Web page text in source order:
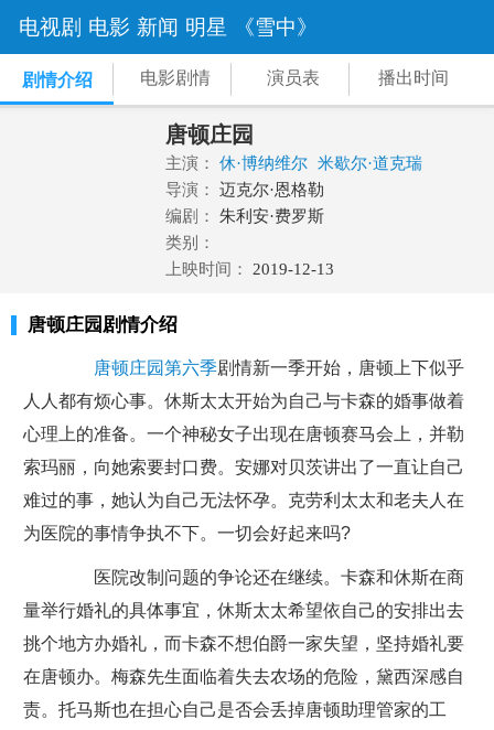
电视剧 电影 新闻 明星 《雪中》
剧情介绍 电影剧情 演员表 播出时间
唐顿庄园
主演： 休·博纳维尔 米歇尔·道克瑞
导演：
迈克尔·恩格勒
编剧：
朱利安·费罗斯
类别：
上映时间：
2019-12-13
唐顿庄园剧情介绍
唐顿庄园第六季剧情新一季开始，唐顿上下似乎
人人都有烦心事。休斯太太开始为自己与卡森的婚事做着
心理上的准备。一个神秘女子出现在唐顿赛马会上，并勒
索玛丽，向她索要封口费。安娜对贝茨讲出了一直让自己
难过的事，她认为自己无法怀孕。克劳利太太和老夫人在
为医院的事情争执不下。一切会好起来吗?
医院改制问题的争论还在继续。卡森和休斯在商
量举行婚礼的具体事宜，休斯太太希望依自己的安排出去
挑个地方办婚礼，而卡森不想伯爵一家失望，坚持婚礼要
在唐顿办。梅森先生面临着失去农场的危险，黛西深感自
责。托马斯也在担心自己是否会丢掉唐顿助理管家的工